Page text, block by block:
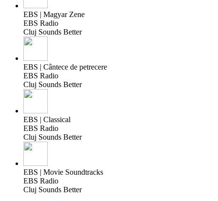
EBS | Magyar Zene
EBS Radio
Cluj Sounds Better
EBS | Cântece de petrecere
EBS Radio
Cluj Sounds Better
EBS | Classical
EBS Radio
Cluj Sounds Better
EBS | Movie Soundtracks
EBS Radio
Cluj Sounds Better